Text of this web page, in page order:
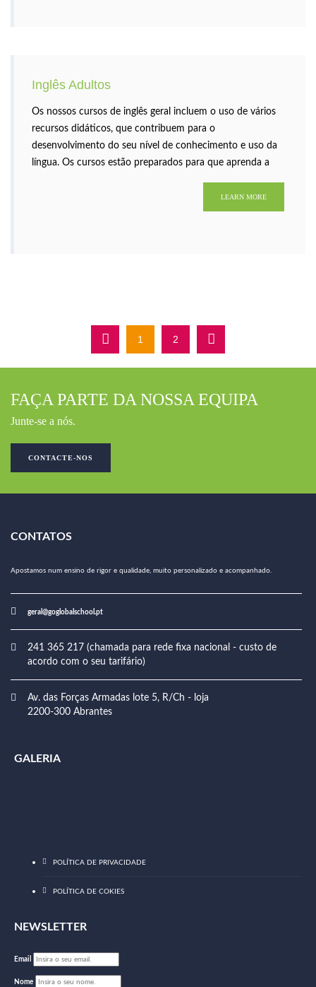
Inglês Adultos
Os nossos cursos de inglês geral incluem o uso de vários
recursos didáticos, que contribuem para o
desenvolvimento do seu nível de conhecimento e uso da
língua. Os cursos estão preparados para que aprenda a
LEARN MORE
1 2
FAÇA PARTE DA NOSSA EQUIPA
Junte-se a nós.
CONTACTE-NOS
CONTATOS
Apostamos num ensino de rigor e qualidade, muito personalizado e acompanhado.
geral@goglobalschool.pt
241 365 217 (chamada para rede fixa nacional - custo de
acordo com o seu tarifário)
Av. das Forças Armadas lote 5, R/Ch - loja
2200-300 Abrantes
GALERIA
POLÍTICA DE PRIVACIDADE
POLÍTICA DE COKIES
NEWSLETTER
Email
Nome